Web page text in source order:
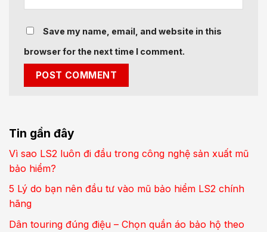
Save my name, email, and website in this
browser for the next time I comment.
Tin gần đây
Vì sao LS2 luôn đi đầu trong công nghệ sản xuất mũ
bảo hiểm?
5 Lý do bạn nên đầu tư vào mũ bảo hiểm LS2 chính
hãng
Dân touring đúng điệu – Chọn quần áo bảo hộ theo